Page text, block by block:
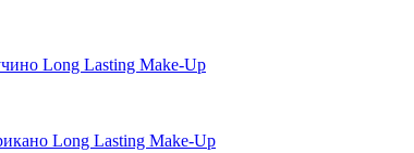
Long Lasting Make-Up
Long Lasting Make-Up